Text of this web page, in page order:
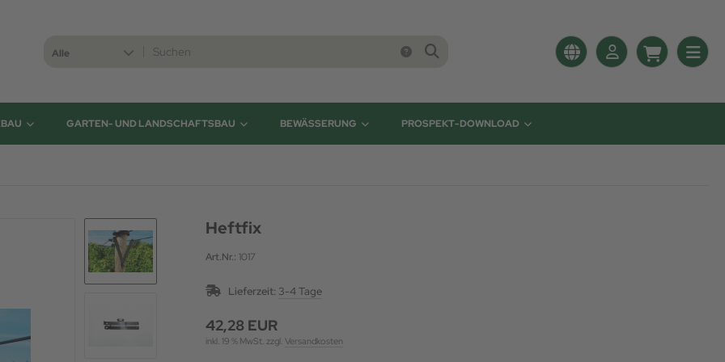
Alle
GARTEN- UND LANDSCHAFTSBAU BEWÄSSERUNG PROSPEKT-DOWNLOAD
Heftfix
Art.Nr.: 1017
Lieferzeit: 3-4 Tage
42,28 EUR
inkl. 19 % MwSt. zzgl. Versandkosten